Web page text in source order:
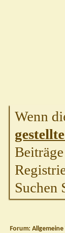
Wenn
Suchen
Forum: Allgemeine